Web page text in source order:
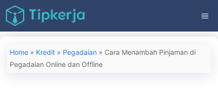
Langsung
ke
isi
Home » Kredit » Pegadaian » Cara Menambah Pinjaman di
Pegadaian Online dan Offline